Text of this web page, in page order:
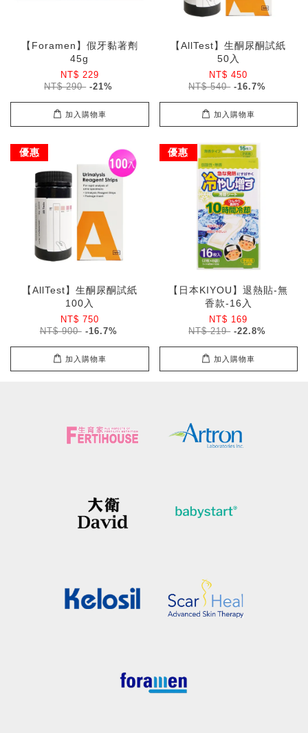
【Foramen】假牙黏著劑
45g
NT$ 229
NT$ 290 -21%
加入購物車
【AllTest】生酮尿酮試紙
50入
NT$ 450
NT$ 540 -16.7%
加入購物車
優惠
【AllTest】生酮尿酮試紙
100入
NT$ 750
NT$ 900 -16.7%
加入購物車
優惠
【日本KIYOU】退熱貼-無
香款-16入
NT$ 169
NT$ 219 -22.8%
加入購物車